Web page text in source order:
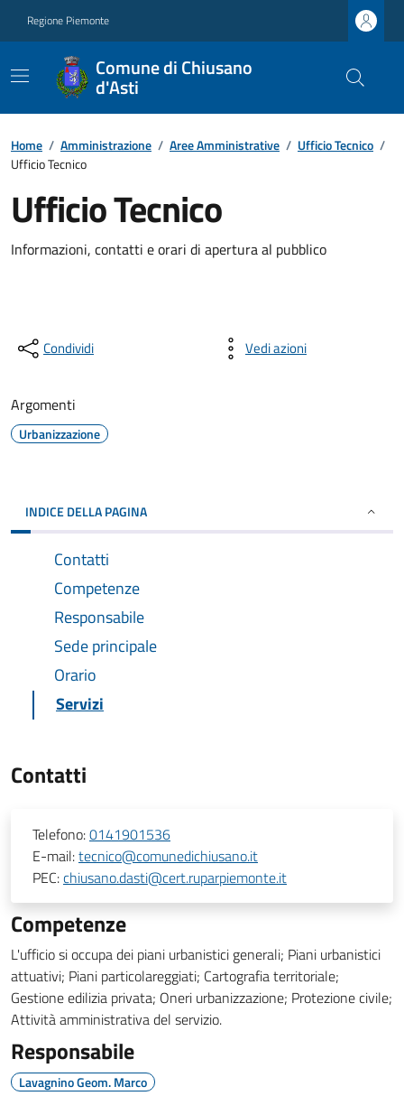
Regione Piemonte
Comune di Chiusano
d'Asti
Home / Amministrazione / Aree Amministrative / Ufficio Tecnico /
Ufficio Tecnico
Ufficio Tecnico
Informazioni, contatti e orari di apertura al pubblico
Condividi Vedi azioni
Argomenti
Urbanizzazione
INDICE DELLA PAGINA
Contatti
Competenze
Responsabile
Sede principale
Orario
Servizi
Contatti
Telefono:0141901536
E-mail:tecnico@comunedichiusano.it
PEC:chiusano.dasti@cert.ruparpiemonte.it
Competenze
L'ufficio si occupa dei piani urbanistici generali; Piani urbanistici
attuativi; Piani particolareggiati; Cartografia territoriale;
Gestione edilizia privata; Oneri urbanizzazione; Protezione civile;
Attività amministrativa del servizio.
Responsabile
Lavagnino Geom. Marco